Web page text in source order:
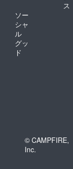
ス
ソー
シャ
ル
グッ
ド
© CAMPFIRE,
Inc.